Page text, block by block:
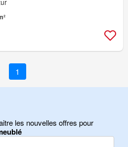
1
les nouvelles offres pour